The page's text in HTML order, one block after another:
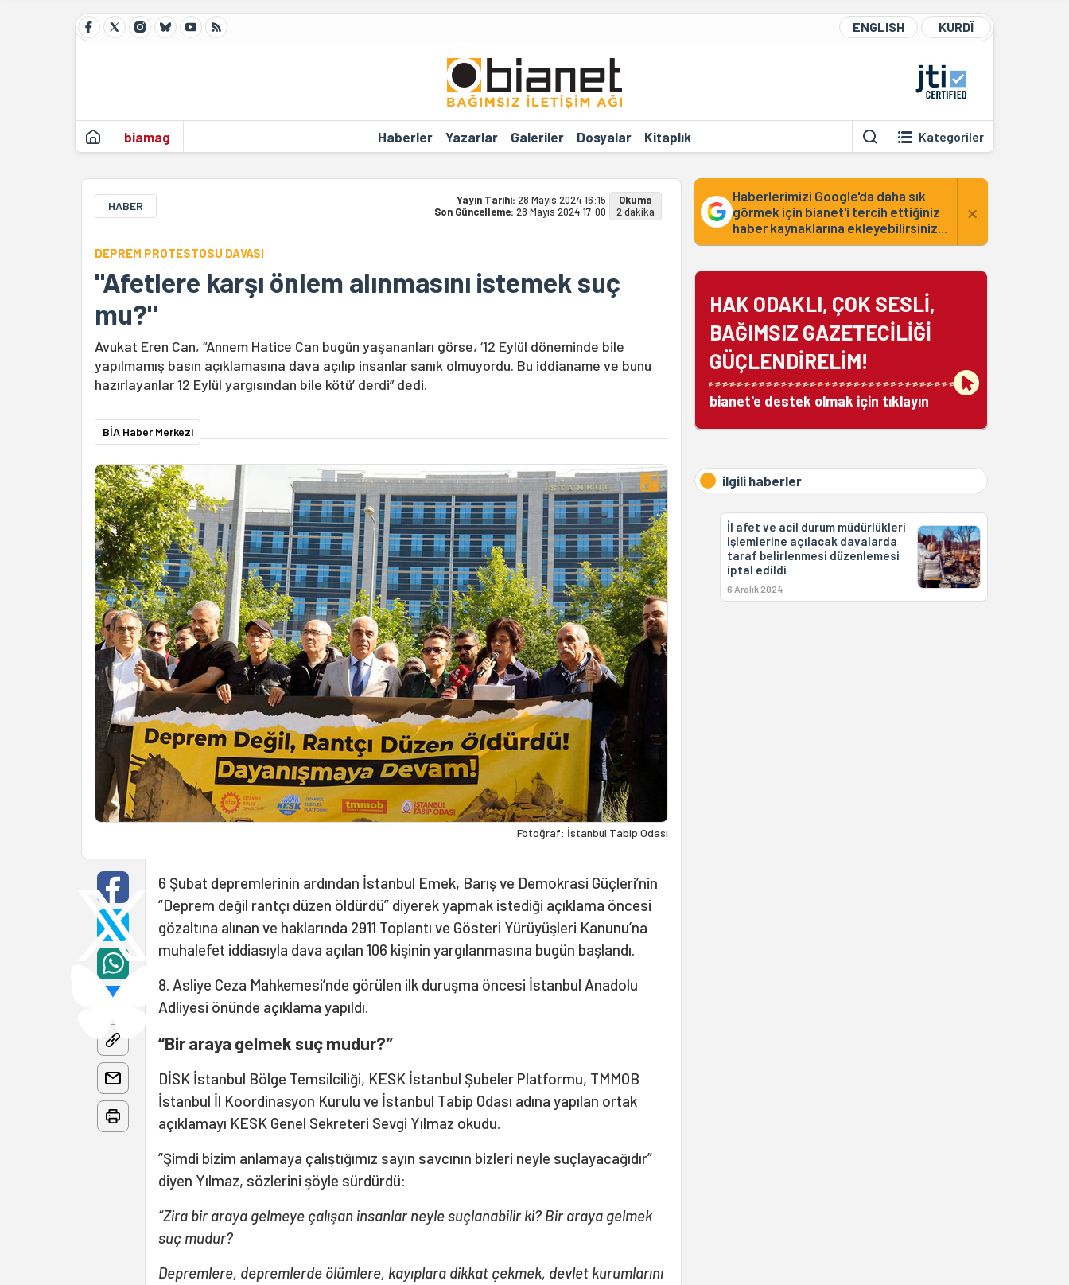
ENGLISH KURDÎ
biamag Haberler Yazarlar Galeriler Dosyalar Kitaplık Kategoriler
HABER Yayın Tarihi: 28 Mayıs 2024 16:15
Son Güncelleme: 28 Mayıs 2024 17:00
Okuma
2 dakika
DEPREM PROTESTOSU DAVASI
"Afetlere karşı önlem alınmasını istemek suç
mu?"
Avukat Eren Can, “Annem Hatice Can bugün yaşananları görse, ‘12 Eylül döneminde bile
yapılmamış basın açıklamasına dava açılıp insanlar sanık olmuyordu. Bu iddianame ve bunu
hazırlayanlar 12 Eylül yargısından bile kötü’ derdi” dedi.
BİA Haber Merkezi
Fotoğraf: İstanbul Tabip Odası
6 Şubat depremlerinin ardından İstanbul Emek, Barış ve Demokrasi Güçleri’nin
“Deprem değil rantçı düzen öldürdü” diyerek yapmak istediği açıklama öncesi
gözaltına alınan ve haklarında 2911 Toplantı ve Gösteri Yürüyüşleri Kanunu’na
muhalefet iddiasıyla dava açılan 106 kişinin yargılanmasına bugün başlandı.
8. Asliye Ceza Mahkemesi’nde görülen ilk duruşma öncesi İstanbul Anadolu
Adliyesi önünde açıklama yapıldı.
“Bir araya gelmek suç mudur?”
DİSK İstanbul Bölge Temsilciliği, KESK İstanbul Şubeler Platformu, TMMOB
İstanbul İl Koordinasyon Kurulu ve İstanbul Tabip Odası adına yapılan ortak
açıklamayı KESK Genel Sekreteri Sevgi Yılmaz okudu.
“Şimdi bizim anlamaya çalıştığımız sayın savcının bizleri neyle suçlayacağıdır”
diyen Yılmaz, sözlerini şöyle sürdürdü:
“Zira bir araya gelmeye çalışan insanlar neyle suçlanabilir ki? Bir araya gelmek
suç mudur?
Depremlere, depremlerde ölümlere, kayıplara dikkat çekmek, devlet kurumlarını
Haberlerimizi Google'da daha sık
görmek için bianet'i tercih ettiğiniz
haber kaynaklarına ekleyebilirsiniz...
×
HAK ODAKLI, ÇOK SESLİ,
BAĞIMSIZ GAZETECİLİĞİ
GÜÇLENDİRELİM!
bianet'e destek olmak için tıklayın
ilgili haberler
İl afet ve acil durum müdürlükleri
işlemlerine açılacak davalarda
taraf belirlenmesi düzenlemesi
iptal edildi
6 Aralık 2024